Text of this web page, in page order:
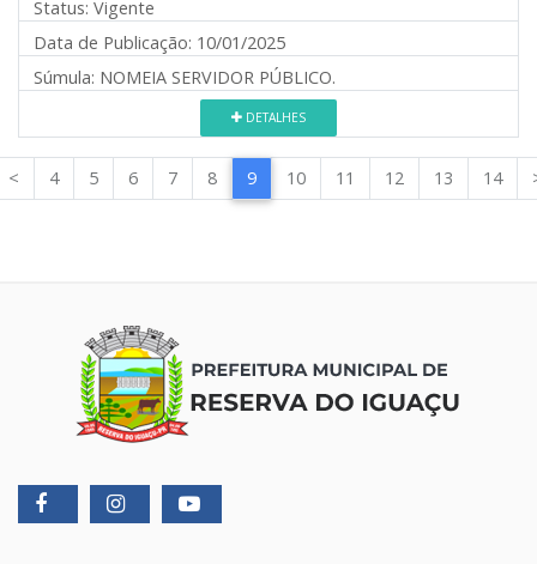
Status: Vigente
Data de Publicação: 10/01/2025
Súmula: NOMEIA SERVIDOR PÚBLICO.
DETALHES
< 4 5 6 7 8 9 10 11 12 13 14